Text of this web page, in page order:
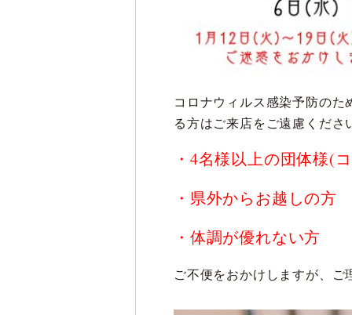
コロナウィルス感染予防の
る方はご来店をご遠慮くだ
・4名様以上の団体様(
・県外からお越しの方
・体調が優れない方
ご不便をおかけしますが、